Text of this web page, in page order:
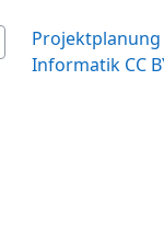
Projektplanung
Informatik CC